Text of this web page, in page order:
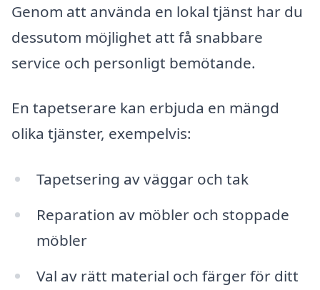
Genom att använda en lokal tjänst har du
dessutom möjlighet att få snabbare
service och personligt bemötande.
En tapetserare kan erbjuda en mängd
olika tjänster, exempelvis:
Tapetsering av väggar och tak
Reparation av möbler och stoppade
möbler
Val av rätt material och färger för ditt